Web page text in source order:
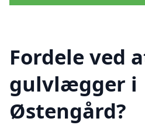
Fordele ved
gulvlægger i
Østengård?